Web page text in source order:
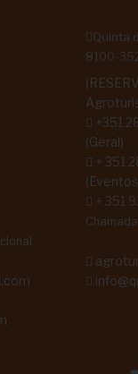
Quinta
8100-
+351
(Geral)
+ 351
+ 351